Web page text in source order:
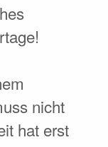
nicht
hat erst